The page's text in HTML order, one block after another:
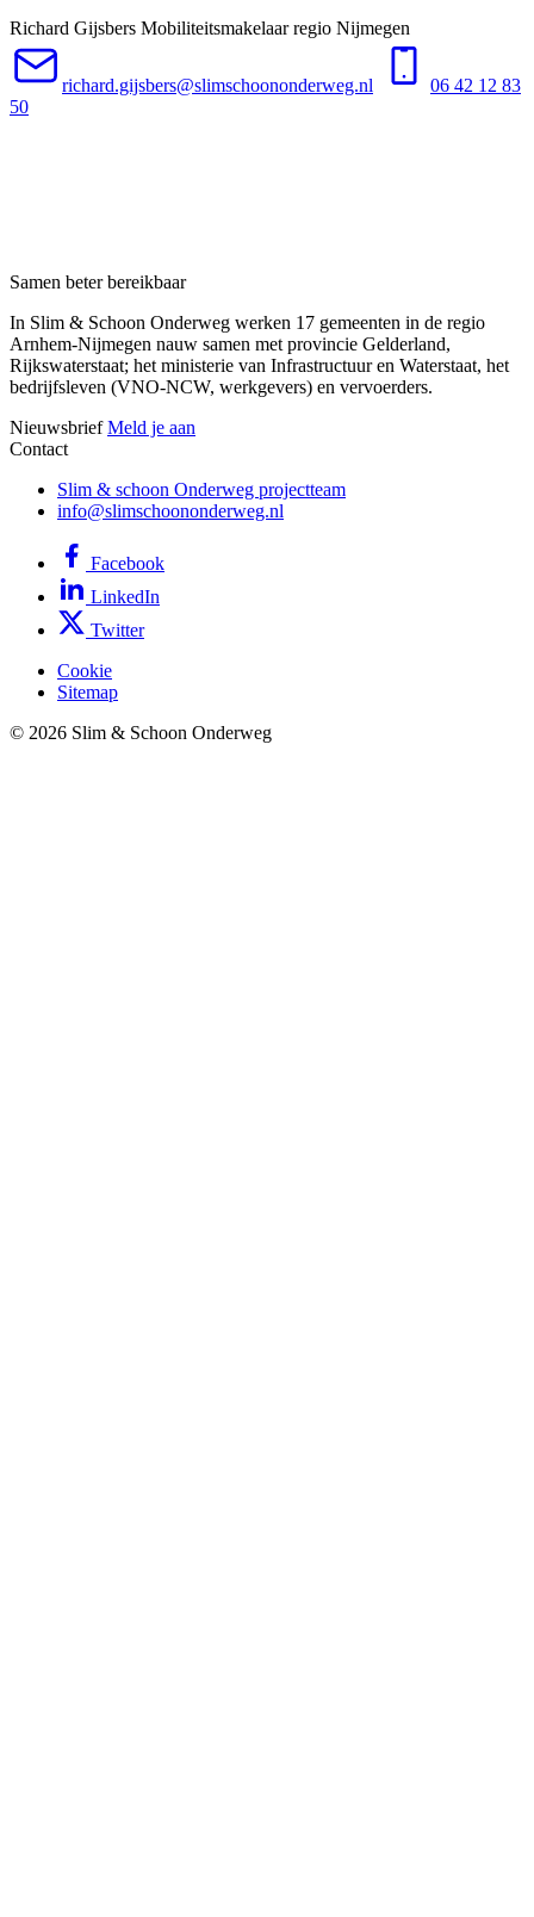
Richard Gijsbers Mobiliteitsmakelaar regio Nijmegen
richard.gijsbers@slimschoononderweg.nl
06 42 12 83
50
Samen beter bereikbaar
In Slim & Schoon Onderweg werken 17 gemeenten in de regio
Arnhem-Nijmegen nauw samen met provincie Gelderland,
Rijkswaterstaat; het ministerie van Infrastructuur en Waterstaat, het
bedrijfsleven (VNO-NCW, werkgevers) en vervoerders.
Nieuwsbrief Meld je aan
Contact
Slim & schoon Onderweg projectteam
info@slimschoononderweg.nl
Facebook
LinkedIn
Twitter
Cookie
Sitemap
© 2026 Slim & Schoon Onderweg